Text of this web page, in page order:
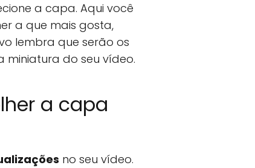
a capa. Aqui você
a que mais gosta,
lembra que serão os
miniatura do seu vídeo.
a capa
no seu vídeo.